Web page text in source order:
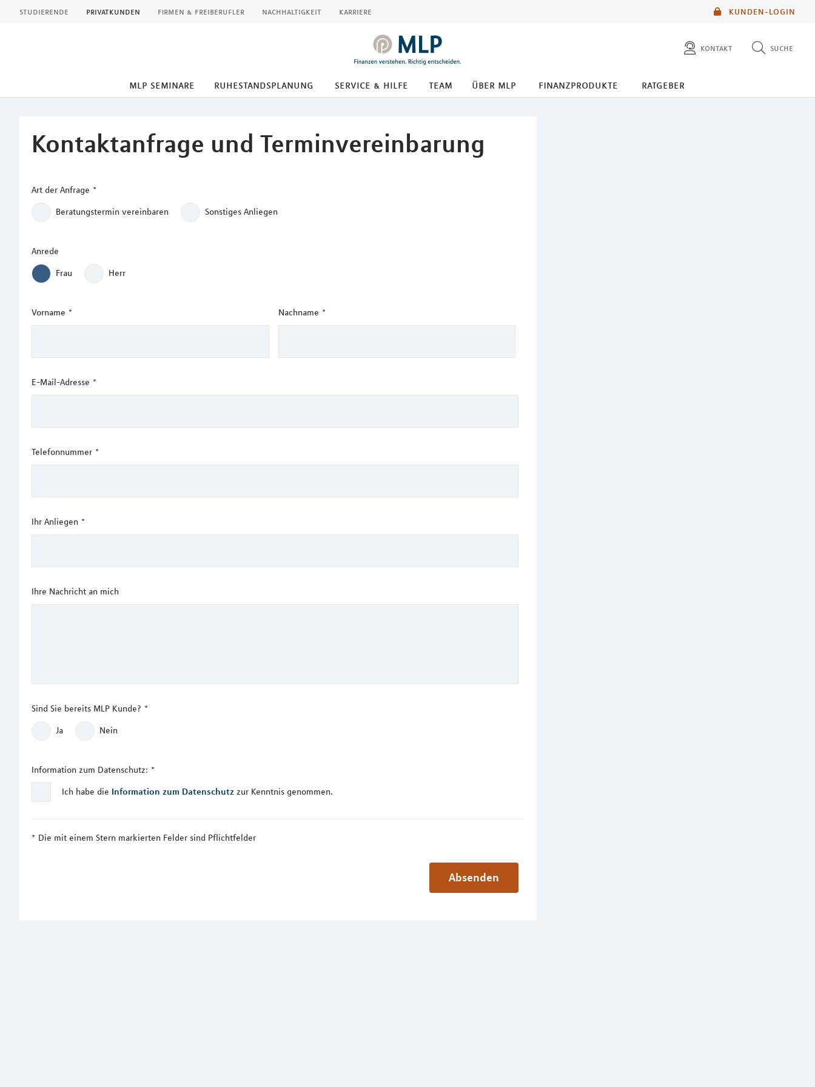
KUNDEN-LOGIN
studierende privatkunden firmen & freiberufler nachhaltigkeit karriere
kontakt suche
diese website durchsuchen
mlp seminare ruhestandsplanung service & hilfe team über mlp finanzprodukte ratgeber
Kontaktanfrage und Terminvereinbarung
Art der Anfrage *
Beratungstermin vereinbaren
Sonstiges Anliegen
Anrede
Frau
Herr
Vorname * Nachname *
E-Mail-Adresse *
Telefonnummer *
Ihr Anliegen *
Ihre Nachricht an mich
Sind Sie bereits MLP Kunde? *
Ja
Nein
Information zum Datenschutz: *
Ich habe die Information zum Datenschutz zur Kenntnis genommen.
Die mit einem Stern markierten Felder sind Pflichtfelder